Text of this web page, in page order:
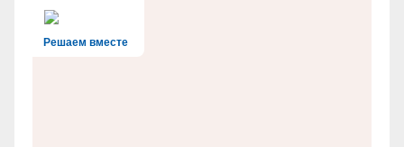
Решаем вместе